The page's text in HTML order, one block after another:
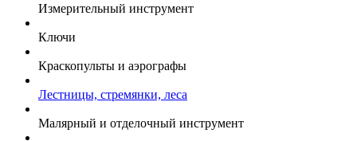
Измерительный инструмент
Ключи
Краскопульты и аэрографы
Лестницы, стремянки, леса
Малярный и отделочный инструмент